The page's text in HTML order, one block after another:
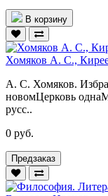
В корзину
Хомяков А. С.,
А. С. Хомяков.
новомЦерковь
русс..
0 руб.
Предзаказ